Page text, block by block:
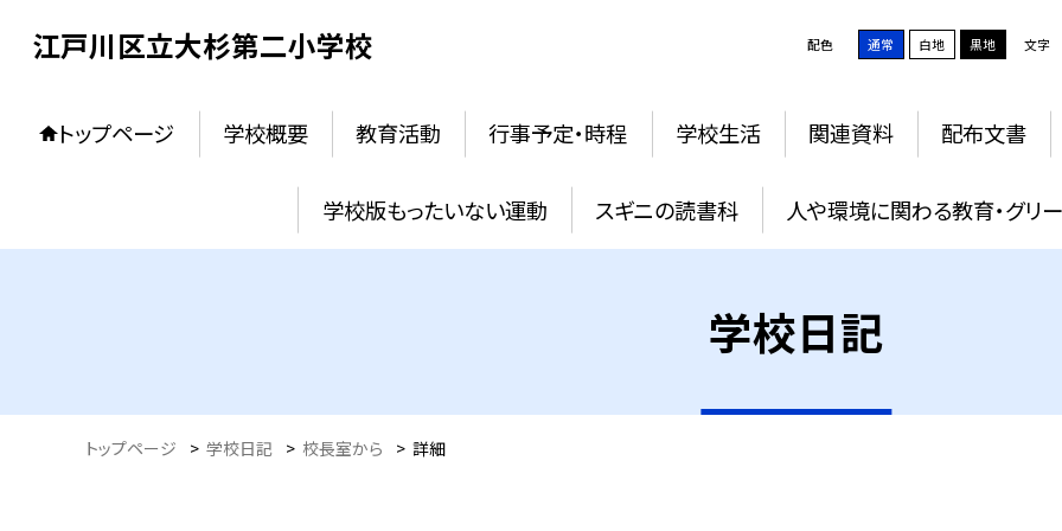
江戸川区立大杉第二小学校 配色 通常 白地 黒地 文字
トップページ 学校概要 教育活動 行事予定・時程 学校生活 関連資料 配布文書
学校版もったいない運動 スギニの読書科 人や環境に関わる教育・グリ
学校日記
トップページ > 学校日記 > 校長室から > 詳細